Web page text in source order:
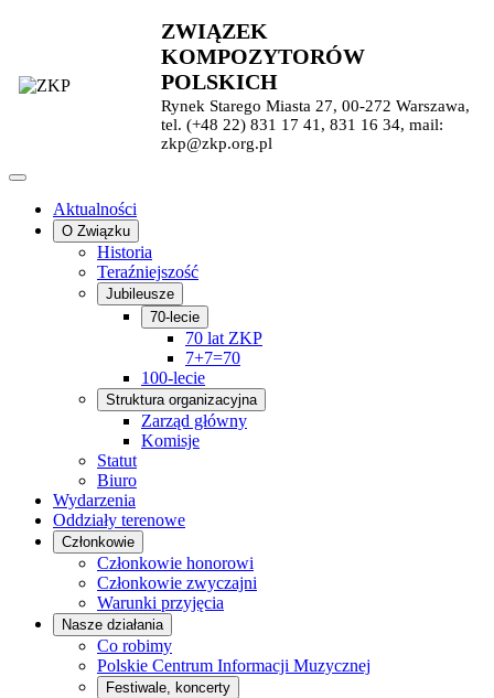
ZWIĄZEK
KOMPOZYTORÓW
POLSKICH
Rynek Starego Miasta 27, 00-272 Warszawa,
tel. (+48 22) 831 17 41, 831 16 34, mail:
zkp@zkp.org.pl
Aktualności
O Związku
Historia
Teraźniejszość
Jubileusze
70-lecie
70 lat ZKP
7+7=70
100-lecie
Struktura organizacyjna
Zarząd główny
Komisje
Statut
Biuro
Wydarzenia
Oddziały terenowe
Członkowie
Członkowie honorowi
Członkowie zwyczajni
Warunki przyjęcia
Nasze działania
Co robimy
Polskie Centrum Informacji Muzycznej
Festiwale, koncerty